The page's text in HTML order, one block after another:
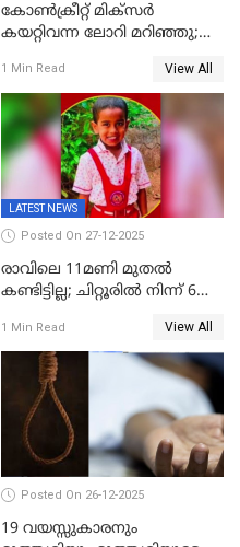
കോണ്‍ക്രീറ്റ് മിക്‌സര്‍
കയറ്റിവന്ന ലോറി മറിഞ്ഞു;
അപകടം കണ്ണൂരിൽ
1 Min Read View All
LATEST NEWS
Posted On 27-12-2025
രാവിലെ 11മണി മുതൽ
കണ്ടിട്ടില്ല; ചിറ്റൂരിൽ നിന്ന് 6
1 Min Read View All
Posted On 26-12-2025
19 വയസ്സുകാരനും